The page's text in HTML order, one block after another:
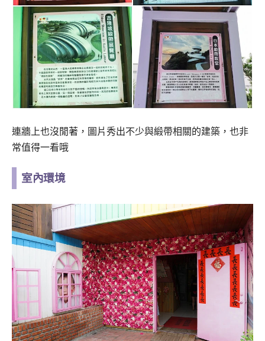
連牆上也沒閒著，圖片秀出不少與緞帶相關的建築，也非
常值得一看哦
室內環境